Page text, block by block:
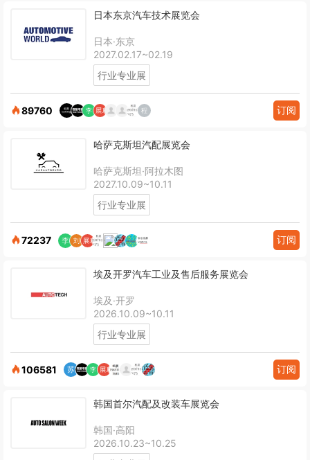
日本东京汽车技术展览会
日本·东京
2027.02.17~02.19
行业专业展
89760 订阅
哈萨克斯坦汽配展览会
哈萨克斯坦·阿拉木图
2027.10.09~10.11
行业专业展
72237 订阅
埃及开罗汽车工业及售后服务展览会
埃及·开罗
2026.10.09~10.11
行业专业展
106581 订阅
韩国首尔汽配及改装车展览会
韩国·高阳
2026.10.23~10.25